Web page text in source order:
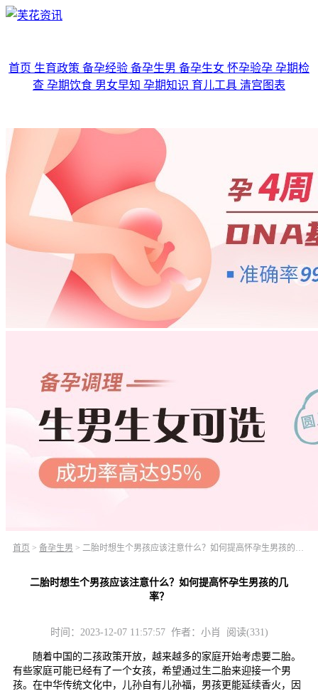
首页 生育政策 备孕经验 备孕生男 备孕生女 怀孕验孕 孕期检
查 孕期饮食 男女早知 孕期知识 育儿工具 清宫图表
首页 > 备孕生男 > 二胎时想生个男孩应该注意什么？如何提高怀孕生男孩的几率？
二胎时想生个男孩应该注意什么？如何提高怀孕生男孩的几
率？
时间：2023-12-07 11:57:57 作者：小肖 阅读(331)
随着中国的二孩政策开放，越来越多的家庭开始考虑要二胎。
有些家庭可能已经有了一个女孩，希望通过生二胎来迎接一个男
孩。在中华传统文化中，儿孙自有儿孙福，男孩更能延续香火，因